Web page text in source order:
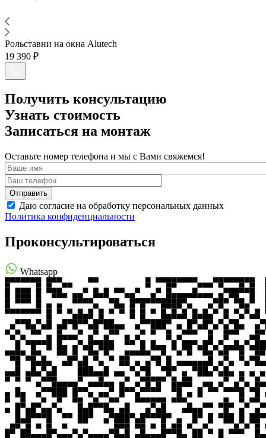
Рольставни на окна Alutech
19 390 ₽
Получить консультацию
Узнать стоимость
Записаться на монтаж
Оставьте номер телефона и мы с Вами свяжемся!
Даю согласие на обработку персональных данных
Политика конфиденциальности
Проконсультироваться
Whatsapp